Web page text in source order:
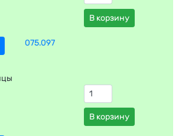
В корзину
075.097
В корзину